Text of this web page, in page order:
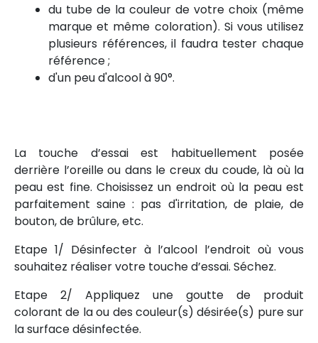
du tube de la couleur de votre choix (même
marque et même coloration). Si vous utilisez
plusieurs références, il faudra tester chaque
référence ;
d'un peu d'alcool à 90°.
La touche d’essai est habituellement posée
derrière l’oreille ou dans le creux du coude, là où la
peau est fine. Choisissez un endroit où la peau est
parfaitement saine : pas d'irritation, de plaie, de
bouton, de brûlure, etc.
Etape 1/ Désinfecter à l’alcool l’endroit où vous
souhaitez réaliser votre touche d’essai. Séchez.
Etape 2/ Appliquez une goutte de produit
colorant de la ou des couleur(s) désirée(s) pure sur
la surface désinfectée.